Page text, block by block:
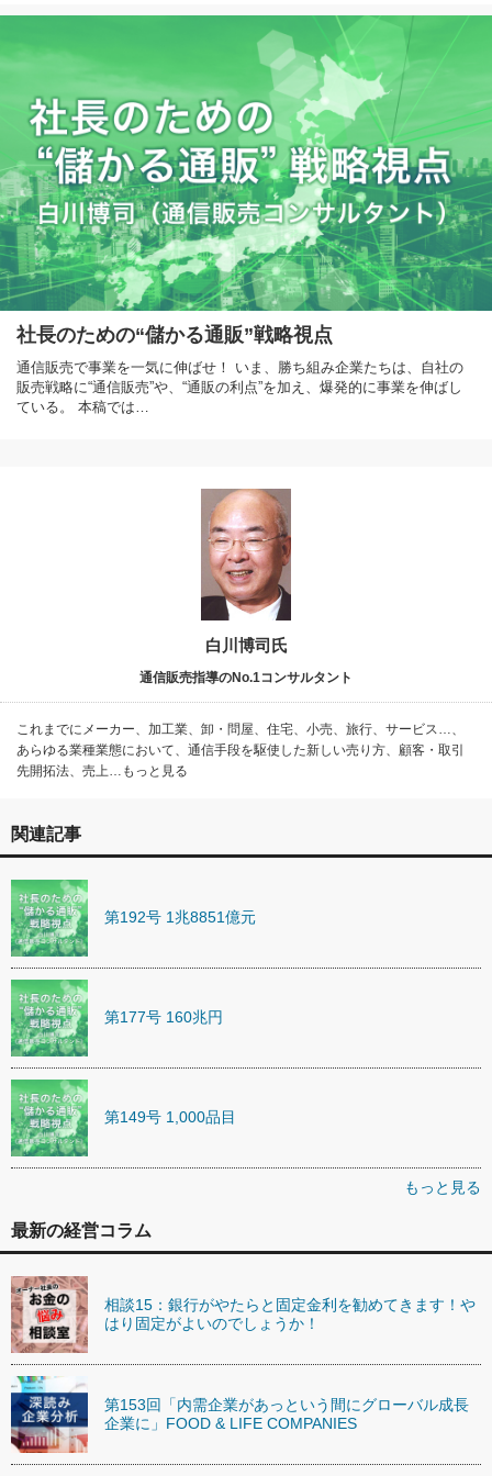
社長のための“儲かる通販”戦略視点
通信販売で事業を一気に伸ばせ！ いま、勝ち組み企業たちは、自社の
販売戦略に“通信販売”や、“通販の利点”を加え、爆発的に事業を伸ばし
ている。 本稿では…
白川博司氏
通信販売指導のNo.1コンサルタント
これまでにメーカー、加工業、卸・問屋、住宅、小売、旅行、サービス…、
あらゆる業種業態において、通信手段を駆使した新しい売り方、顧客・取引
先開拓法、売上…もっと見る
関連記事
第192号 1兆8851億元
第177号 160兆円
第149号 1,000品目
もっと見る
最新の経営コラム
相談15：銀行がやたらと固定金利を勧めてきます！や
はり固定がよいのでしょうか！
第153回「内需企業があっという間にグローバル成長
企業に」FOOD & LIFE COMPANIES